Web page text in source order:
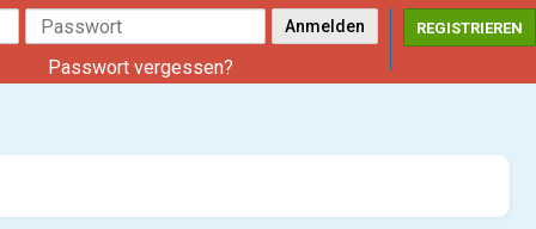
Passwort vergessen?
REGISTRIEREN